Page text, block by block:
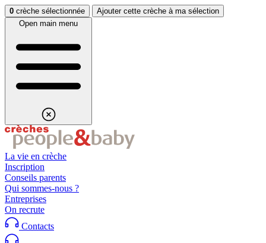
Aller au contenuAller au footer
0 crèche sélectionnée
Ajouter cette crèche à ma sélection
Open main menu
La vie en crèche
Inscription
Conseils parents
Qui sommes-nous ?
Entreprises
On recrute
Contacts